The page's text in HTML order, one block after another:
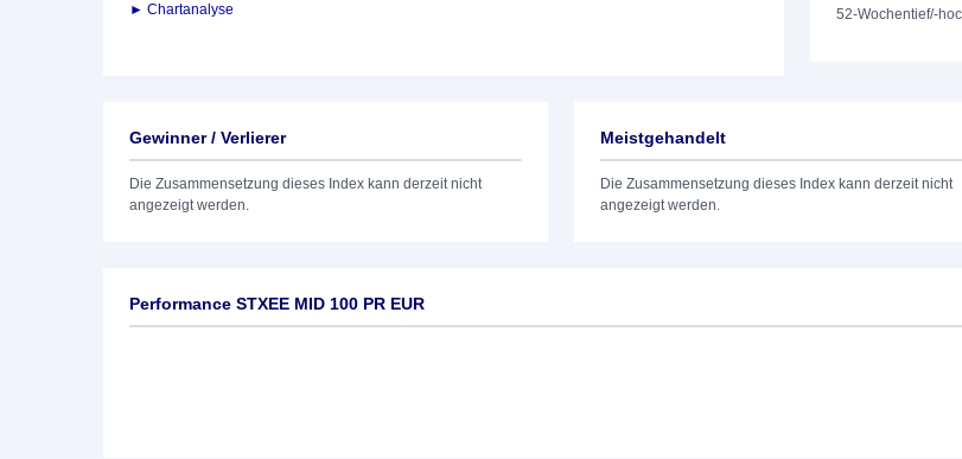
► Chartanalyse
52-Wochentief/-
Gewinner / Verlierer
Die Zusammensetzung dieses Index kann derzeit nicht
angezeigt werden.
Meistgehandelt
Die Zusammensetzung dieses Index kann derzeit nicht
angezeigt werden.
Performance STXEE MID 100 PR EUR